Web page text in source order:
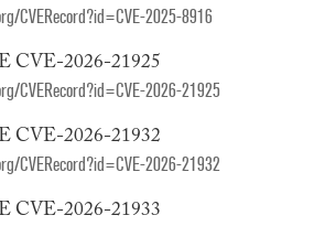
CVERecord?id=CVE-2025-8916
CVE-2026-21925
CVERecord?id=CVE-2026-21925
CVE-2026-21932
CVERecord?id=CVE-2026-21932
CVE-2026-21933